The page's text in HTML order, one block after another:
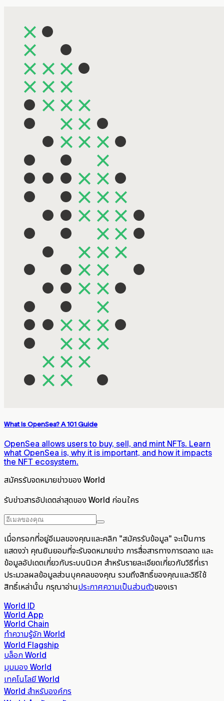
What Is OpenSea? A 101 Guide
OpenSea allows users to buy, sell, and mint NFTs. Learn
what OpenSea is, why it is important, and how it impacts
the NFT ecosystem.
สมัครรับจดหมายข่าวของ World
รับข่าวสารอัปเดตล่าสุดของ World ก่อนใคร
เมื่อกรอกที่อยู่อีเมลของคุณและคลิก "สมัครรับข้อมูล" จะเป็นการ
แสดงว่า คุณยินยอมที่จะรับจดหมายข่าว การสื่อสารทางการตลาด และ
ข้อมูลอัปเดตเกี่ยวกับระบบนิเวศ สำหรับรายละเอียดเกี่ยวกับวิธีที่เรา
ประมวลผลข้อมูลส่วนบุคคลของคุณ รวมถึงสิทธิ์ของคุณและวิธีใช้
สิทธิ์เหล่านั้น กรุณาอ่านประกาศความเป็นส่วนตัวของเรา
World ID
World App
World Chain
ทำความรู้จัก World
World Flagship
บล็อก World
มุมมอง World
เทคโนโลยี World
World สำหรับองค์กร